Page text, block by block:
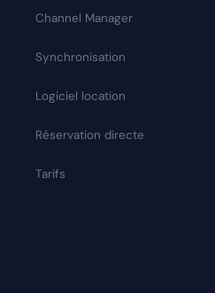
Channel Manager
Synchronisation
Logiciel location
Réservation directe
Tarifs